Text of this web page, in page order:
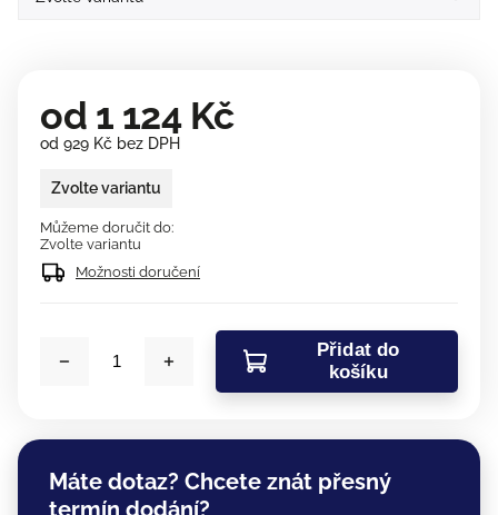
od 1 124 Kč
od 929 Kč bez DPH
Zvolte variantu
Můžeme doručit do:
Zvolte variantu
Možnosti doručení
Přidat do
košíku
Máte dotaz? Chcete znát přesný
termín dodání?